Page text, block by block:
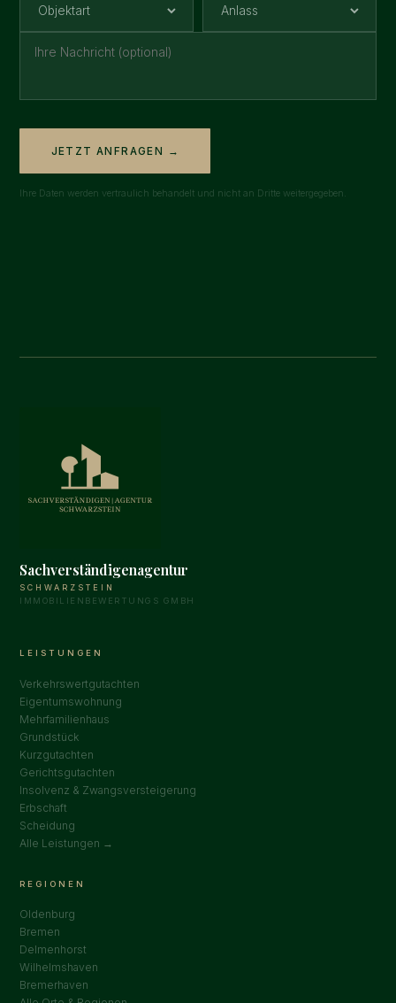
JETZT ANFRAGEN →
Ihre Daten werden vertraulich behandelt und nicht an Dritte weitergegeben.
Sachverständigenagentur
SCHWARZSTEIN
IMMOBILIENBEWERTUNGS GMBH
LEISTUNGEN
Verkehrswertgutachten
Eigentumswohnung
Mehrfamilienhaus
Grundstück
Kurzgutachten
Gerichtsgutachten
Insolvenz & Zwangsversteigerung
Erbschaft
Scheidung
Alle Leistungen →
REGIONEN
Oldenburg
Bremen
Delmenhorst
Wilhelmshaven
Bremerhaven